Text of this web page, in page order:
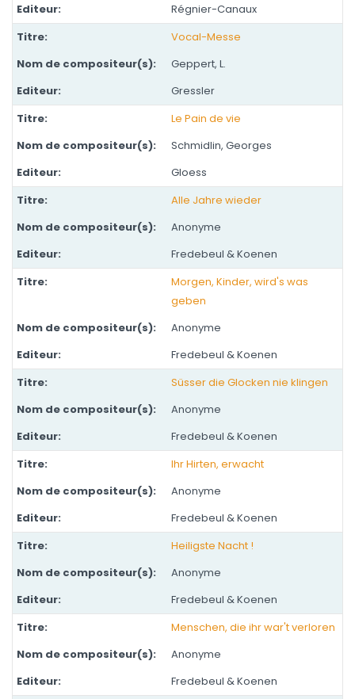
Régnier-Canaux
Vocal-Messe
Geppert, L.
Gressler
Le Pain de vie
Schmidlin, Georges
Gloess
Alle Jahre wieder
Anonyme
Fredebeul & Koenen
Morgen, Kinder, wird's was
geben
Anonyme
Fredebeul & Koenen
Süsser die Glocken nie klingen
Anonyme
Fredebeul & Koenen
Ihr Hirten, erwacht
Anonyme
Fredebeul & Koenen
Heiligste Nacht !
Anonyme
Fredebeul & Koenen
Menschen, die ihr war't verloren
Anonyme
Fredebeul & Koenen